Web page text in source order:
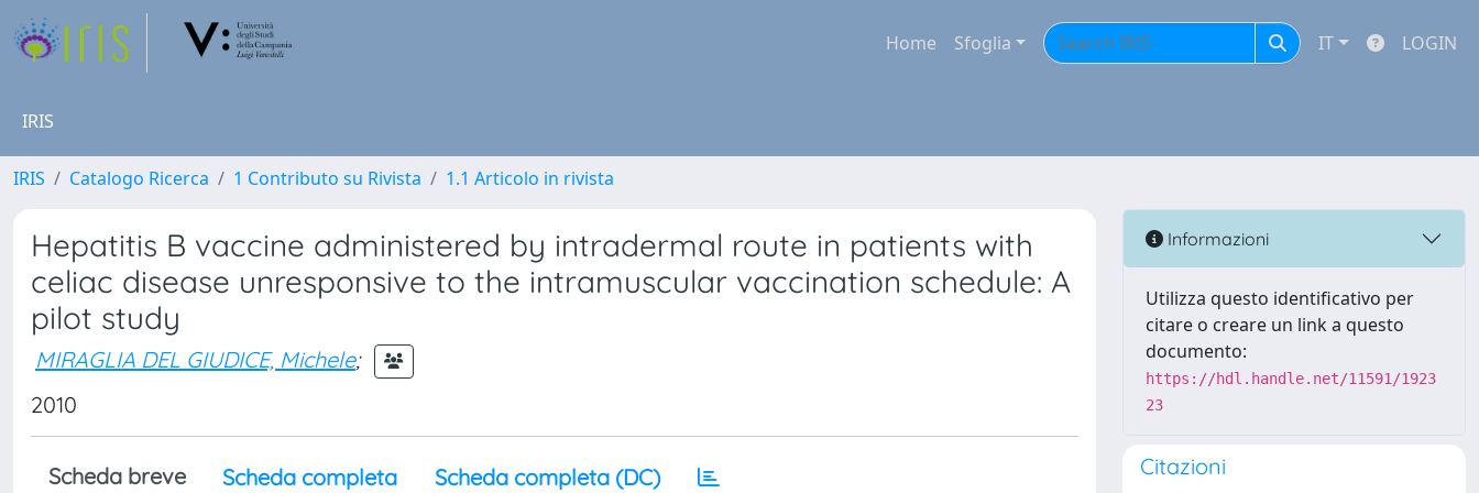
Home Sfoglia IT LOGIN
IRIS
IRIS Catalogo Ricerca 1 Contributo su Rivista 1.1 Articolo in rivista
Hepatitis B vaccine administered by intradermal route in patients with
celiac disease unresponsive to the intramuscular vaccination schedule: A
pilot study
MIRAGLIA DEL GIUDICE, Michele;
2010
Scheda breve Scheda completa Scheda completa (DC)
Informazioni
Utilizza questo identificativo per
citare o creare un link a questo
documento:
https://hdl.handle.net/11591/1923
23
Citazioni